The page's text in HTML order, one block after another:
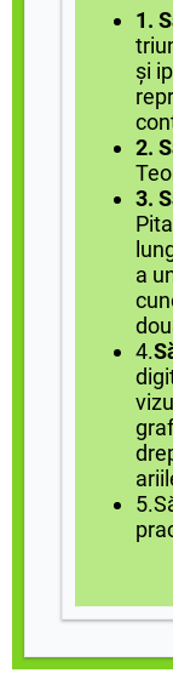
1.
și
2.
3.
a
4.